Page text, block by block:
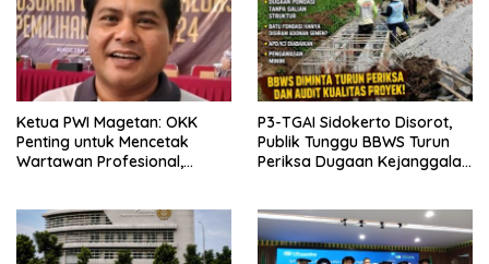
Ketua PWI Magetan: OKK
Penting untuk Mencetak
Wartawan Profesional,
P3-TGAI Sidokerto Disorot,
Publik Tunggu BBWS Turun
Periksa Dugaan Kejanggalan